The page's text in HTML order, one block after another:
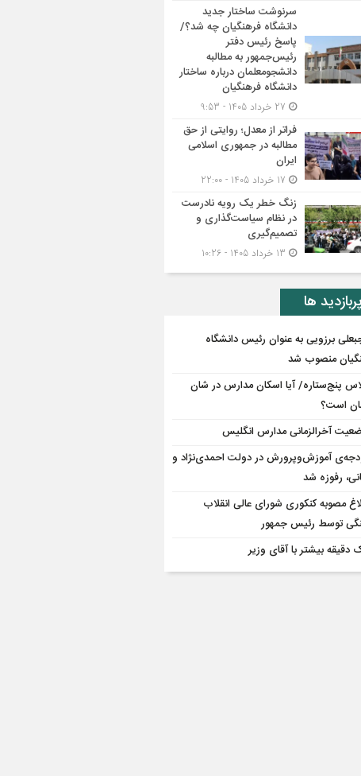
سرنوشت ساختار جدید
دانشگاه فرهنگیان چه شد؟/
پاسخ رئیس دفتر
رئیس‌جمهور به مطالبه
دانشجومعلمان درباره ساختار
دانشگاه فرهنگیان
فراتر از معدل؛ روایتی از حق
مطالبه در جمهوری اسلامی
ایران
زنگ خطر یک رویه نادرست
در نظام سیاست‌گذاری و
تصمیم‌گیری
پربازدید ها
برزویی به عنوان رئیس دانشگاه
منصوب شد
پنج‌ستاره/ آیا اسکان مدارس در شان
است؟
آخرالزمانی مدارس انگلیس
آموزش‌وپرورش در دولت احمدی‌نژاد و
رفوزه شد
مصوبه کنکوری شورای عالی انقلاب
توسط رئیس جمهور
دقیقه بیشتر با آقای وزیر